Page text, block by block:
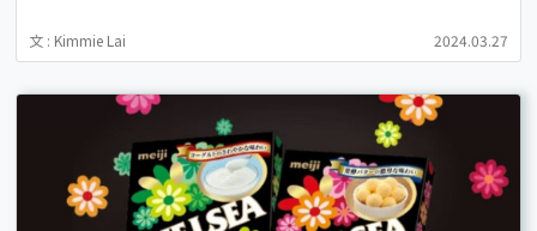
文 : Kimmie Lai 2024.03.27